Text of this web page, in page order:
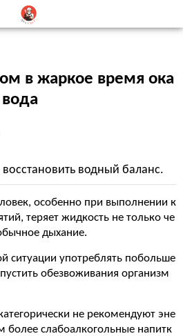
в жаркое время ока
восстановить водный баланс.
особенно при выполнении к
теряет жидкость не только че
дыхание.
ситуации употреблять побольше
обезвоживания организм
не рекомендуют эне
более слабоалкогольные напитк